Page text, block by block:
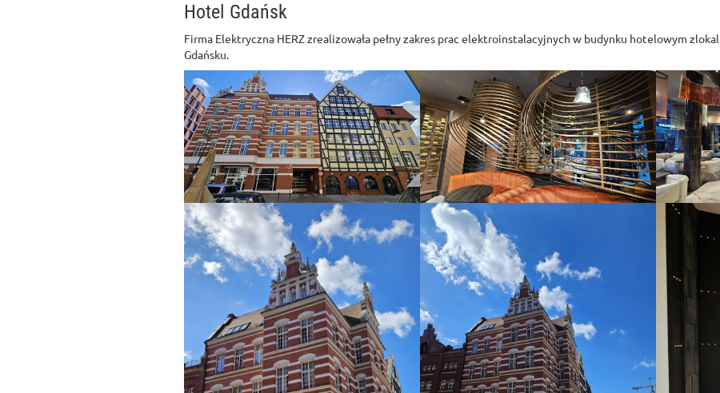
Hotel Gdańsk
Firma Elektryczna HERZ zrealizowała pełny zakres prac elektroinstalacyjnych w budynku hotelowym
Gdańsku.